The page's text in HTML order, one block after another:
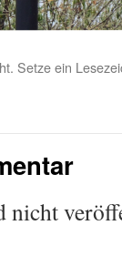
Setze ein
nicht